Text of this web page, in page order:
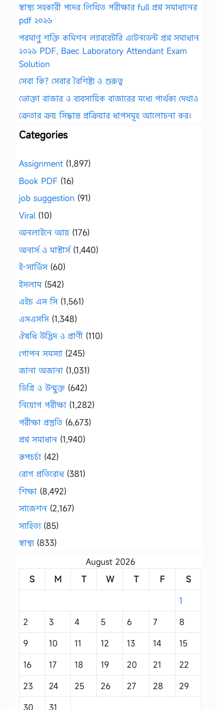
স্বাস্থ্য সহকারী পদের লিখিত পরীক্ষার full প্রশ্ন সমাধানের
pdf ২০২৬
পরমাণু শক্তি কমিশন ল্যাবরেটরি এটেনডেন্ট প্রশ্ন সমাধান
২০২৬ PDF, Baec Laboratory Attendant Exam
Solution
সেবা কি? সেবার বৈশিষ্ট্য ও গুরুত্ব
ভোক্তা বাজার ও ব্যবসায়িক বাজারের মধ্যে পার্থক্য দেখাও
ক্রেতার ক্রয় সিদ্ধান্ত প্রক্রিয়ার ধাপসমূহ আলোচনা কর।
Categories
Assignment (1,897)
Book PDF (16)
job suggestion (91)
Viral (10)
অনলাইনে আয় (176)
অনার্স ও মাস্টার্স(1,440)
ই-সার্ভিস(60)
ইসলাম(542)
এইচ এস সি(1,561)
এসএসসি(1,348)
ঔষধি উদ্ভিদ ও প্রাণী (110)
গোপন সমস্যা (245)
জানা অজানা (1,031)
ডিগ্রি ও উন্মুক্ত (642)
নিয়োগ পরীক্ষা (1,282)
পরীক্ষা প্রস্তুতি (6,673)
প্রশ্ন সমাধান (1,940)
রূপচর্চা (42)
রোগ প্রতিরোধ(381)
শিক্ষা (8,492)
সাজেশন (2,167)
সাহিত্য(85)
স্বাস্থ্য(833)
August 2026
S
M T W T F
S
1
2
3 4 5 6 7
8
9
10 11 12 13 14
15
16
17 18 19 20 21
22
23
24 25 26 27 28
29
30
31